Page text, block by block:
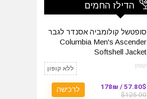
הדילז החמים
סופטשל קולומביה אסנדר לגבר
Columbia Men's Ascender
Softshell Jacket
קופון: ללא קופון
57.80$ / 178₪
$125.00
לרכישה